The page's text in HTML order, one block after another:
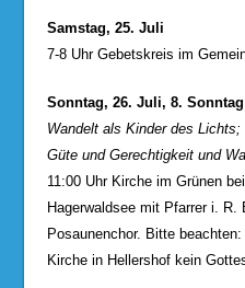
Samstag, 25. Juli
7-8 Uhr Gebetskreis im
Sonntag, 26. Juli, 8.
Wandelt als Kinder des
Güte und Gerechtigkeit und
11:00 Uhr Kirche im Grünen
Hagerwaldsee mit Pfarrer i. R.
Posaunenchor. Bitte
Kirche in Hellershof kein